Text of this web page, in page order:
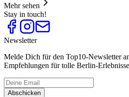
Mehr sehen
Stay in touch!
Newsletter
Melde Dich für den Top10-Newsletter
Empfehlungen für tolle Berlin-
Abschicken